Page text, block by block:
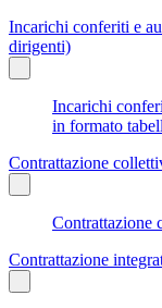
Incarichi conferiti e
dirigenti)
Incarichi
in formato
Contrattazione
Contrattazione
Contrattazione